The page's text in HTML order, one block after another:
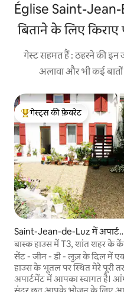
Église Saint-Jean-
बिताने के लिए
गेस्ट सहमत हैं : ठहरने की
अलावा और भी कई बातों
गेस्ट्स का टॉप फ़ेवरेट
गेस्ट्स की फ़ेवरेट
Saint-Jean-de-Luz में अपार्ट
मेंट
बास्क हाउस में T3, शांत शहर के
सेंट - जीन - डी - लुज़ के दिल में
हाउस के भूतल पर स्थित मेरे पूरी
अपार्टमेंट में आपका स्वागत है। आंगन की तरफ, एक